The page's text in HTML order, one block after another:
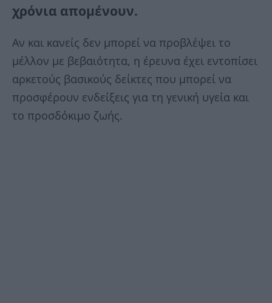
χρόνια απομένουν.
Αν και κανείς δεν μπορεί να προβλέψει το
μέλλον με βεβαιότητα, η έρευνα έχει εντοπίσει
αρκετούς βασικούς δείκτες που μπορεί να
προσφέρουν ενδείξεις για τη γενική υγεία και
το προσδόκιμο ζωής.